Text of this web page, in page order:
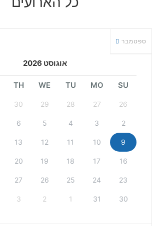
אוגוסט 2026
ספטמבר
SU
MO
TU
WE
TH
26
27
28
29
30
2
3
4
5
6
9
10
11
12
13
16
17
18
19
20
23
24
25
26
27
30
31
1
2
3